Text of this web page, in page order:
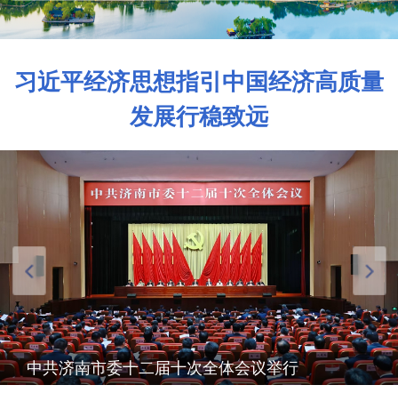
习近平经济思想指引中国经济高质量
发展行稳致远
市政府党组召开扩大会议